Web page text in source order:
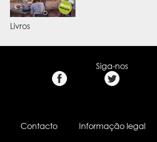
Livros
Siga-nos
Contacto Informação legal